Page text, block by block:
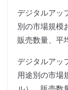
デジタルアッ
別の市場規模
販売数量、平
デジタルアッ
用途別の市場